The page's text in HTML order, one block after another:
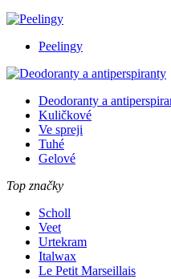
Peelingy
Deodoranty a
Kuličkové
Ve spreji
Tuhé
Gelové
Top značky
Scholl
Veet
Urtekram
Italwax
Le Petit Marseillais